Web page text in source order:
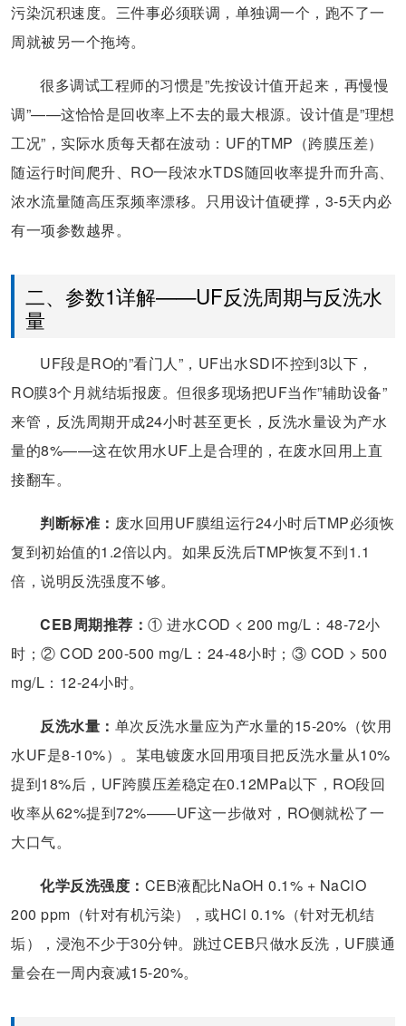
污染沉积速度。三件事必须联调，单独调一个，跑不了一
周就被另一个拖垮。
很多调试工程师的习惯是”先按设计值开起来，再慢慢
调”——这恰恰是回收率上不去的最大根源。设计值是”理想
工况”，实际水质每天都在波动：UF的TMP（跨膜压差）
随运行时间爬升、RO一段浓水TDS随回收率提升而升高、
浓水流量随高压泵频率漂移。只用设计值硬撑，3-5天内必
有一项参数越界。
二、参数1详解——UF反洗周期与反洗水
量
UF段是RO的”看门人”，UF出水SDI不控到3以下，
RO膜3个月就结垢报废。但很多现场把UF当作”辅助设备”
来管，反洗周期开成24小时甚至更长，反洗水量设为产水
量的8%——这在饮用水UF上是合理的，在废水回用上直
接翻车。
判断标准： 废水回用UF膜组运行24小时后TMP必须恢
复到初始值的1.2倍以内。如果反洗后TMP恢复不到1.1
倍，说明反洗强度不够。
CEB周期推荐： ① 进水COD < 200 mg/L：48-72小
时；② COD 200-500 mg/L：24-48小时；③ COD > 500
mg/L：12-24小时。
反洗水量： 单次反洗水量应为产水量的15-20%（饮用
水UF是8-10%）。某电镀废水回用项目把反洗水量从10%
提到18%后，UF跨膜压差稳定在0.12MPa以下，RO段回
收率从62%提到72%——UF这一步做对，RO侧就松了一
大口气。
化学反洗强度： CEB液配比NaOH 0.1% + NaClO
200 ppm（针对有机污染），或HCl 0.1%（针对无机结
垢），浸泡不少于30分钟。跳过CEB只做水反洗，UF膜通
量会在一周内衰减15-20%。